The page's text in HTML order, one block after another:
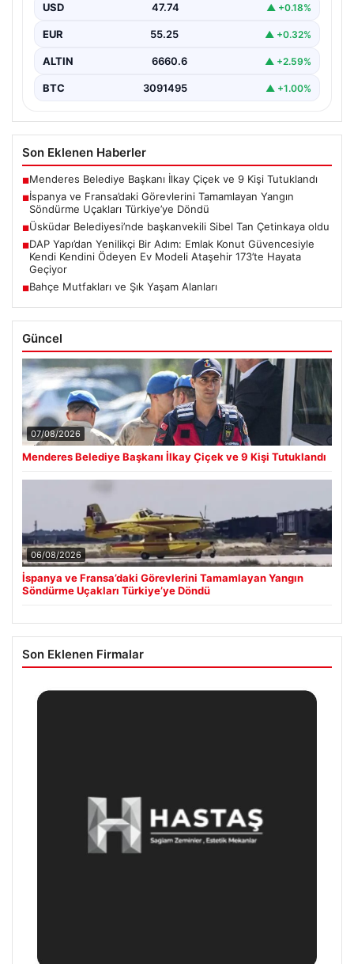
Orman Genel Müdürlüğü tarafından yapılan açıklamada,
büyük…
USD 47.74 ▲ +0.18%
EUR 55.25 ▲ +0.32%
ALTIN 6660.6 ▲ +2.59%
BTC 3091495 ▲ +1.00%
Son Eklenen Haberler
■Menderes Belediye Başkanı İlkay Çiçek ve 9 Kişi Tutuklandı
■İspanya ve Fransa’daki Görevlerini Tamamlayan Yangın
Söndürme Uçakları Türkiye’ye Döndü
■Üsküdar Belediyesi’nde başkanvekili Sibel Tan Çetinkaya oldu
■DAP Yapı’dan Yenilikçi Bir Adım: Emlak Konut Güvencesiyle
Kendi Kendini Ödeyen Ev Modeli Ataşehir 173’te Hayata
Geçiyor
■Bahçe Mutfakları ve Şık Yaşam Alanları
Güncel
07/08/2026
Menderes Belediye Başkanı İlkay Çiçek ve 9 Kişi Tutuklandı
06/08/2026
İspanya ve Fransa’daki Görevlerini Tamamlayan Yangın
Söndürme Uçakları Türkiye’ye Döndü
Son Eklenen Firmalar